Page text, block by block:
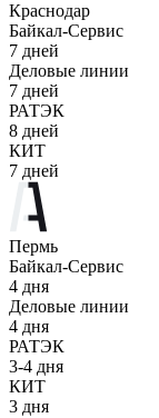
Краснодар
Байкал-Сервис
7 дней
Деловые линии
7 дней
РАТЭК
8 дней
КИТ
7 дней
Пермь
Байкал-Сервис
4 дня
Деловые линии
4 дня
РАТЭК
3-4 дня
КИТ
3 дня